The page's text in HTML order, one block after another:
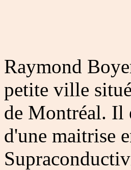
Raymond
petite ville
de Montréal. Il
d'une maitrise